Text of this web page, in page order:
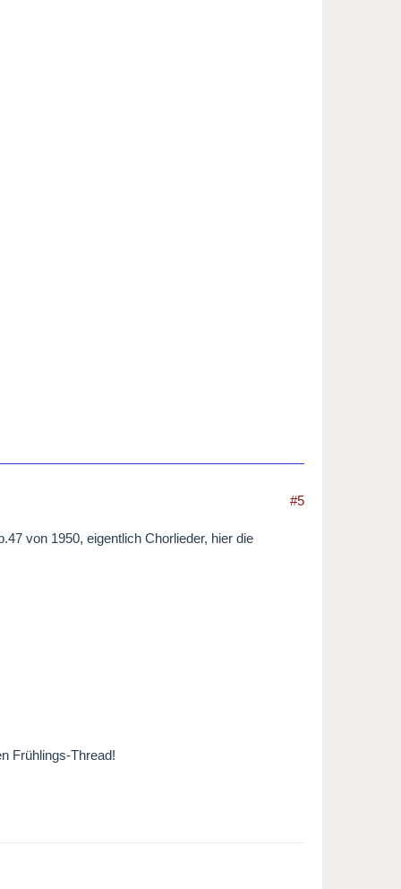
#5
von 1950, eigentlich Chorlieder, hier die
Frühlings-Thread!